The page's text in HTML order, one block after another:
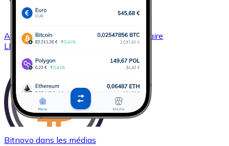
AcheterChainlink
avec virement bancaire
LINK
Bitnovo dans les médias